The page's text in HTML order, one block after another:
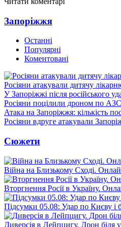
Запоріжжя
Останні
Популярні
Коментовані
Росіяни атакували дитячу
У Запоріжжі після російського
Росіяни поцілили дроном по АЗС
Атака на Запоріжжя: кількість
Росіяни вдруге атакували
Сюжети
Війна на Близькому Сході.
Вторгнення Росії в Україну.
Підсумки 05.08: Удар по Києву і
Диверсія в Лейпцигу. Дрон біля